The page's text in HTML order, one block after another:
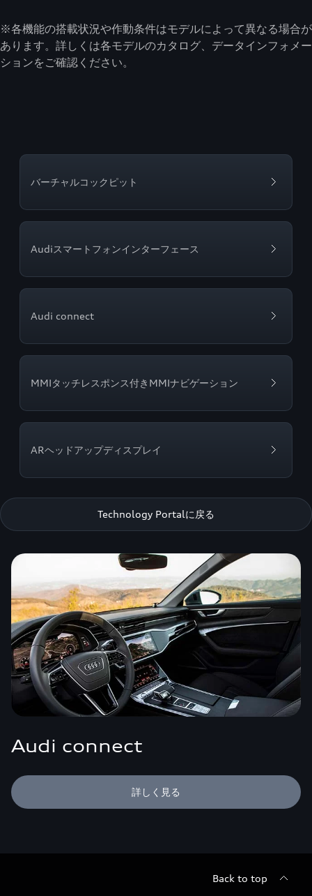
※各機能の搭載状況や作動条件はモデルによって異なる場合が
あります。詳しくは各モデルのカタログ、データインフォメー
ションをご確認ください。
バーチャルコックピット
Audiスマートフォンインターフェース
Audi connect
MMIタッチレスポンス付きMMIナビゲーション
ARヘッドアップディスプレイ
Technology Portalに戻る
Audi connect
詳しく見る
Back to top